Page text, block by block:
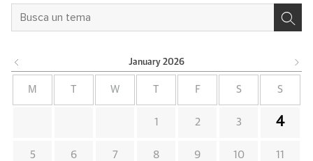
January 2026
M W F S S
1 2 3 4
5 6 7 8 9 10 11